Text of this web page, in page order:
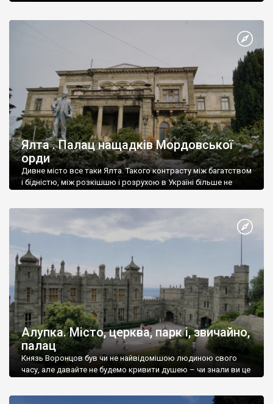
Ялта . Палац нащадків Мордовської
орди
Дивне місто все таки Ялта. Такого контрасту між багатством
і бідністю, між розкішшю і розрухою в Україні більше не
Алупка. Місто, церква, парк і, звичайно,
палац
Князь Воронцов був чи не найвідомішою людиною свого
часу, але давайте не будемо кривити душею – чи знали ви це